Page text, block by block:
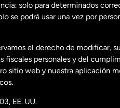
English
Español
solo para determinados
se podrá usar una vez por
el derecho de modificar,
fiscales personales y del
sitio web y nuestra aplicación
EE. UU.